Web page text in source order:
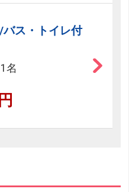
ス・トイレ付
1名